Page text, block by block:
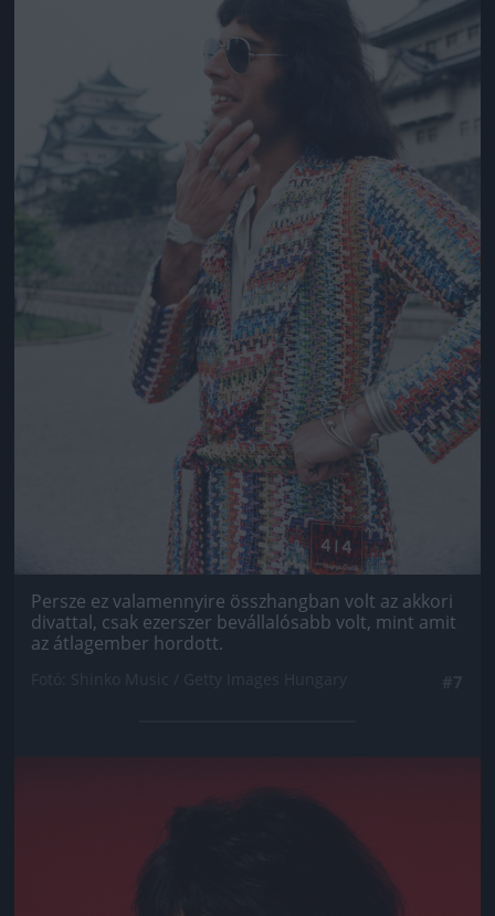
Persze ez valamennyire összhangban volt az akkori
divattal, csak ezerszer bevállalósabb volt, mint amit
az átlagember hordott.
Jön még kép!